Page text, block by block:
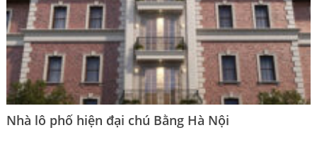
Nhà lô phố hiện đại chú Bằng Hà Nội